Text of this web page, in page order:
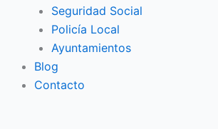
Seguridad Social
Policía Local
Ayuntamientos
Blog
Contacto